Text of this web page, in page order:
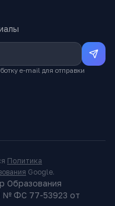
e-mail для отправки
Политика
Google.
Образования
№ ФС 77-53923 от